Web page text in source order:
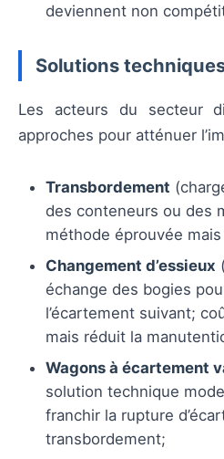
deviennent non
Solutions
Les acteurs du secteur
approches pour atténuer
Transbordement
des conteneurs ou des
méthode éprouvée
Changement d’essieux
échange des bogies
l’écartement suivant;
mais réduit la
Wagons à écartement
solution technique
franchir la rupture
transbordement;